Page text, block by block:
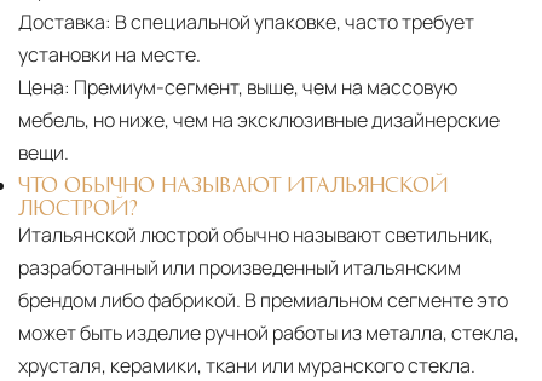
Доставка: В специальной упаковке, часто требует
установки на месте.
Цена: Премиум-сегмент, выше, чем на массовую
мебель, но ниже, чем на эксклюзивные дизайнерские
вещи.
ЧТО ОБЫЧНО НАЗЫВАЮТ ИТАЛЬЯНСКОЙ
ЛЮСТРОЙ?
Итальянской люстрой обычно называют светильник,
разработанный или произведенный итальянским
брендом либо фабрикой. В премиальном сегменте это
может быть изделие ручной работы из металла, стекла,
хрусталя, керамики, ткани или муранского стекла.